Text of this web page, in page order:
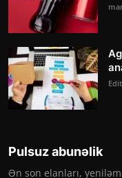
Pulsuz abunəlik
Ən son elanları,